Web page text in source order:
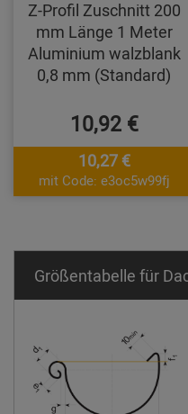
Z-Profil Zuschnitt 200
mm Länge 1 Meter
Aluminium walzblank
0,8 mm (Standard)
10,92 €
10,27 €
mit Code: e3oc5w99fj
Größentabelle für